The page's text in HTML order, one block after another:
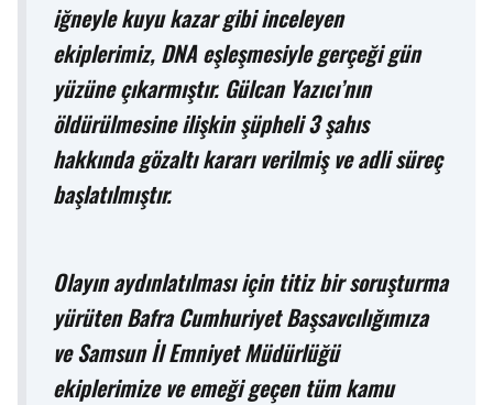
iğneyle kuyu kazar gibi inceleyen
ekiplerimiz, DNA eşleşmesiyle gerçeği gün
yüzüne çıkarmıştır. Gülcan Yazıcı’nın
öldürülmesine ilişkin şüpheli 3 şahıs
hakkında gözaltı kararı verilmiş ve adli süreç
başlatılmıştır.
Olayın aydınlatılması için titiz bir soruşturma
yürüten Bafra Cumhuriyet Başsavcılığımıza
ve Samsun İl Emniyet Müdürlüğü
ekiplerimize ve emeği geçen tüm kamu